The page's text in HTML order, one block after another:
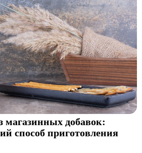
магазинных добавок:
способ приготовления